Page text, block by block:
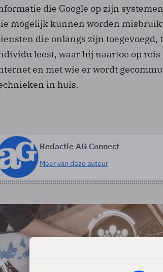
die Google op zijn
mogelijk kunnen worden
die onlangs zijn toegevoegd,
leest, waar hij naartoe op reis
en met wie er wordt
in huis.
Redactie AG Connect
Meer van deze auteur